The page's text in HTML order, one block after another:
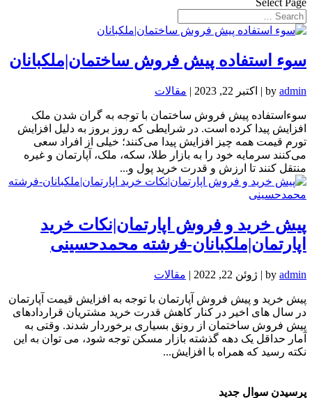
Select Page
سوء استفاده پیش فروش ساختمان|ملکبانان
by admin
| اکتبر 22, 2023 | مقالات
سوءاستفاده پیش فروش ساختمان با توجه به گران شدن ملک
افزایش پیدا کرده است. در شرایطی که روز بروز به دلیل افزایش
تورم قیمت همه چیز افزایش پیدا می‌کنند؛ خیلی از افراد سعی
می‌کنند سرمایه خود را به بازار طلا، سکه، ملک، آپارتمان و غیره
منتقل کنند تا ارزش و قدرت خرید پول و...
پیش خرید و فروش اپارتمان|نکات خرید
اپارتمان|ملکبانان-فرشته محمدحسینی
by admin
| ژوئن 22, 2022 | مقالات
پیش خرید و پیش فروش آپارتمان با توجه به افزایش قیمت آپارتمان
در سال های اخیر در کنار کاهش قدرت خرید مشتریان قراردادهای
پیش فروش ساختمان از رونق بسیاری برخوردار شدند. وقتی به
آمار حداقل یک دهه گذشته بازار مسکن توجه شود، می توان به این
نکته رسید که همراه با افزایش...
پرسیدن سوال جدید